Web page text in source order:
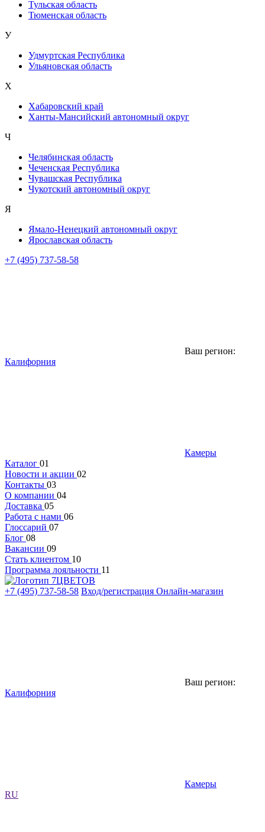
Тульская область
Тюменская область
У
Удмуртская Республика
Ульяновская область
Х
Хабаровский край
Ханты-Мансийский автономный округ
Ч
Челябинская область
Чеченская Республика
Чувашская Республика
Чукотский автономный округ
Я
Ямало-Ненецкий автономный округ
Ярославская область
+7 (495) 737-58-58
Ваш регион:
Калифорния
Камеры
Каталог 01
Новости и акции 02
Контакты 03
О компании 04
Доставка 05
Работа с нами 06
Глоссарий 07
Блог 08
Вакансии 09
Стать клиентом 10
Программа лояльности 11
+7 (495) 737-58-58 Вход/регистрация Онлайн-магазин
Ваш регион:
Калифорния
Камеры
RU